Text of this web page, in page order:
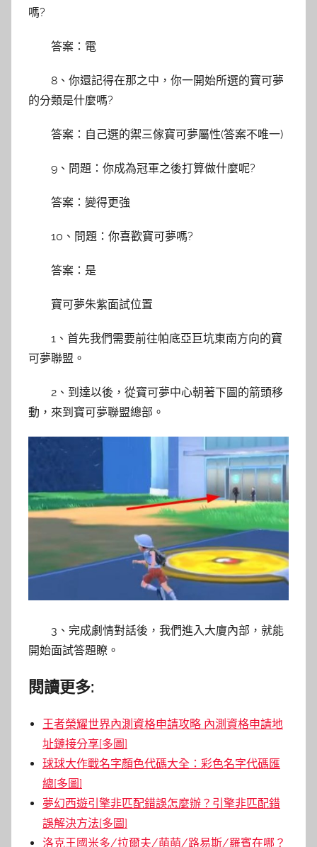
嗎?
答案：電
8、你還記得在那之中，你一開始所選的寶可夢
的分類是什麼嗎?
答案：自己選的禦三傢寶可夢屬性(答案不唯一)
9、問題：你成為冠軍之後打算做什麼呢?
答案：變得更強
10、問題：你喜歡寶可夢嗎?
答案：是
寶可夢朱紫面試位置
1、首先我們需要前往帕底亞巨坑東南方向的寶
可夢聯盟。
2、到達以後，從寶可夢中心朝著下圖的箭頭移
動，來到寶可夢聯盟總部。
3、完成劇情對話後，我們進入大廈內部，就能
開始面試答題瞭。
閱讀更多:
王者榮耀世界內測資格申請攻略 內測資格申請地
址鏈接分享[多圖]
球球大作戰名字顏色代碼大全：彩色名字代碼匯
總[多圖]
夢幻西遊引擎非匹配錯誤怎麼辦？引擎非匹配錯
誤解決方法[多圖]
洛克王國米多/拉爾夫/萌萌/路易斯/羅賓在哪？